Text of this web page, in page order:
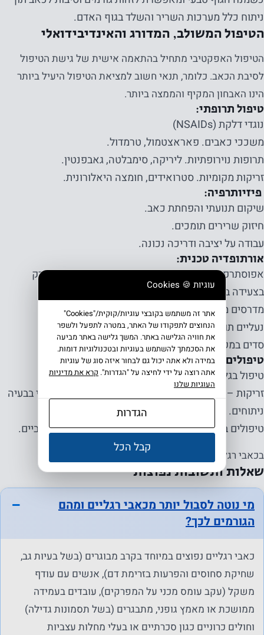
ניתוח כלל מערכות השריר והשלד בגוף האדם.
הטיפול המשולב, המדורג והאינדיבידואלי
הטיפול האפקטיבי מתחיל בהתאמה אישית של גישת הטיפול
לסיבת הכאב. כלומר, תנאי חשוב למציאת הטיפול היעיל ביותר
הינו האבחון המקיף והממצה ביותר.
טיפול תרופתי:
נוגדי דלקת (NSAIDs)
משככי כאבים. פאראצטמול, טרמדול.
תרופות נוירופתיות. ליריקה, סימבלטה, גאבפנטין.
זריקות מקומיות. סטרואידים, חומצה היאלורונית.
פיזיותרפיה:
שיקום תנועתי והפחתת כאב.
חיזוק שרירים תומכים.
עבודה על יציבה ודריכה נכונה.
אורתופדיה טכנית:
אפוסתרפיה. טיפול ייחודי המשקם מערכות שריר ומפרק
בצעידה בנעל ביומכנית.
מדרסים מותאמים.
נעליים תומכות.
סדים במקרים של מנח כף רגל פתולוגי.
טיפולים נוספים:
טיפול בגלי הלם.
זריקות – סטרואידים, חומצה היאלרונית או
– תלוי בבעיה
ניתוחים. במקרים של קרע, שחיקה קשה, שבר.
טיפולים ברפואת כאב. גירוי חשמלי, טיפול בחסמים עצביים.
בכאבי רגלים אין פתרון אחד -יש תהליך.
שאלות ותשובות נפוצות
מי נוטה לסבול יותר מכאבי רגליים ומהם
הגורמים לכך?
כאבי רגליים נפוצים במיוחד בקרב מבוגרים (בשל בעיות גב,
שחיקת סחוסים והפרעות בזרימת דם), אנשים עם עודף
משקל (עקב עומס מכני על המפרקים), עובדים בעמידה
ממושכת או מאמץ גופני, מתבגרים (בשל תסמונות גדילה)
וחולים כרוניים כגון סכרתיים או בעלי מחלות עצביות
עוגיות 🍪 Cookies
אתר זה משתמש בקובצי עוגיות/קוּקִית/"Cookies"
הנחוצים לתפקודו של האתר, במטרה לתפעל ולשפר
את חוויה הגלישה באתר. המשך גלישה באתר מביעה
את הסכמתך להשתמש בעוגיות ובטכנולוגיות דומות.
במידה ולא אתה יכול גם לבחור איזה סוג של עוגיות
אתה רוצה על ידי לחיצה על "הגדרות". קרא את מדיניות
העוגיות שלנו
הגדרות
קבל הכל